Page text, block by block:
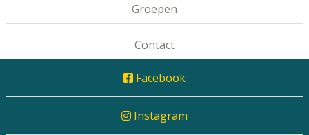
Groepen
Contact
Facebook
Instagram